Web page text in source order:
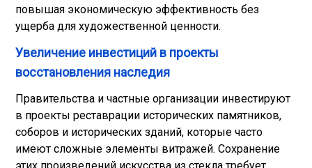
повышая экономическую эффективность без
ущерба для художественной ценности.
Увеличение инвестиций в проекты
восстановления наследия
Правительства и частные организации инвестируют
в проекты реставрации исторических памятников,
соборов и исторических зданий, которые часто
имеют сложные элементы витражей. Сохранение